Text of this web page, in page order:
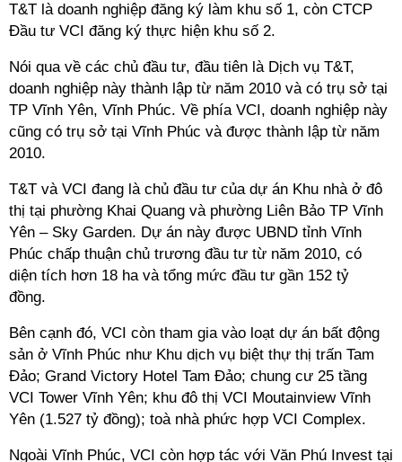
T&T là doanh nghiệp đăng ký làm khu số 1, còn CTCP
Đầu tư VCI đăng ký thực hiện khu số 2.
Nói qua về các chủ đầu tư, đầu tiên là Dịch vụ T&T,
doanh nghiệp này thành lập từ năm 2010 và có trụ sở tại
TP Vĩnh Yên, Vĩnh Phúc. Về phía VCI, doanh nghiệp này
cũng có trụ sở tại Vĩnh Phúc và được thành lập từ năm
2010.
T&T và VCI đang là chủ đầu tư của dự án Khu nhà ở đô
thị tại phường Khai Quang và phường Liên Bảo TP Vĩnh
Yên – Sky Garden. Dự án này được UBND tỉnh Vĩnh
Phúc chấp thuận chủ trương đầu tư từ năm 2010, có
diện tích hơn 18 ha và tổng mức đầu tư gần 152 tỷ
đồng.
Bên cạnh đó, VCI còn tham gia vào loạt dự án bất động
sản ở Vĩnh Phúc như Khu dịch vụ biệt thự thị trấn Tam
Đảo; Grand Victory Hotel Tam Đảo; chung cư 25 tầng
VCI Tower Vĩnh Yên; khu đô thị VCI Moutainview Vĩnh
Yên (1.527 tỷ đồng); toà nhà phức hợp VCI Complex.
Ngoài Vĩnh Phúc, VCI còn hợp tác với Văn Phú Invest tại